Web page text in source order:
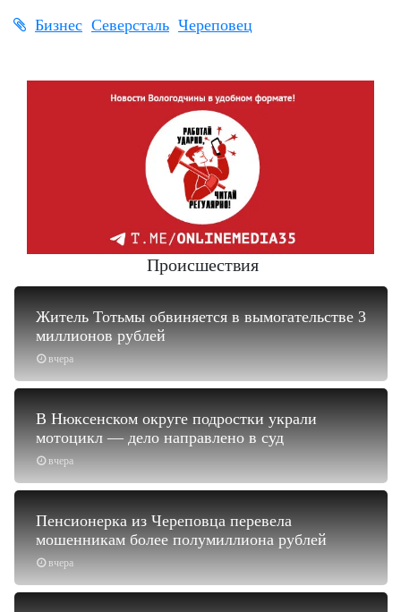
Бизнес Северсталь Череповец
Происшествия
вчера
Житель Тотьмы обвиняется в вымогательстве 3
миллионов рублей
вчера
В Нюксенском округе подростки украли
мотоцикл — дело направлено в суд
вчера
Пенсионерка из Череповца перевела
мошенникам более полумиллиона рублей